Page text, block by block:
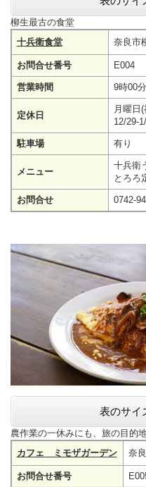
柳生最古の食堂
十兵衛食堂
奈良市
お問合せ番号 E004
営業時間 9時00
定休日
月曜日
12/29-
駐車場 有り
メニュー
十兵衛
とろろ
お問合せ 0742-
表のサイ
農作業の一休みにも、旅の目的
カフェ ミモザガーデン
奈
お問合せ番号